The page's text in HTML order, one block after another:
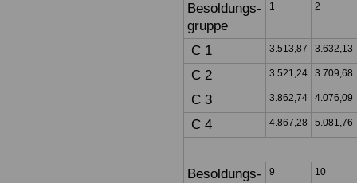
Besoldungs-
gruppe
1 2
C 1 3.513,87 3.632,13
C 2 3.521,24 3.709,68
C 3 3.862,74 4.076,09
C 4 4.867,28 5.081,76
Besoldungs-
9 10